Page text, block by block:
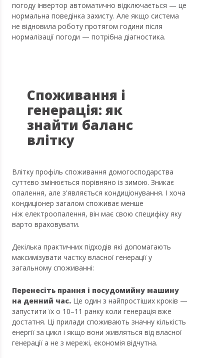
погоду інвертор автоматично відключається — це
нормальна поведінка захисту. Але якщо система
не відновила роботу протягом години після
нормалізації погоди — потрібна діагностика.
Споживання і
генерація: як
знайти баланс
влітку
Влітку профіль споживання домогосподарства
суттєво змінюється порівняно із зимою. Зникає
опалення, але з'являється кондиціонування. І хоча
кондиціонер загалом споживає менше
ніж електроопалення, він має свою специфіку яку
варто враховувати.
Декілька практичних підходів які допомагають
максимізувати частку власної генерації у
загальному споживанні:
Перенесіть прання і посудомийну машину
на денний час. Це один з найпростіших кроків —
запустити їх о 10–11 ранку коли генерація вже
достатня. Ці прилади споживають значну кількість
енергії за цикл і якщо вони живляться від власної
генерації а не з мережі, економія відчутна.